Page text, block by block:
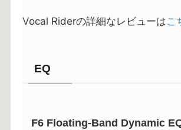
Vocal Riderの詳細なレビューはこ
EQ
F6 Floating-Band Dynamic